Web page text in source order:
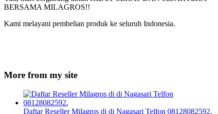
BERSAMA MILAGROS!!
Kami melayani pembelian produk ke seluruh Indonesia.
More from my site
Daftar Reseller Milagros di di Nagasari Telfon 08128082592.